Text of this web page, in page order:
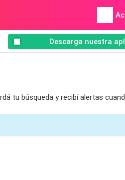
Descarga nuestra
tu búsqueda y recibí alertas